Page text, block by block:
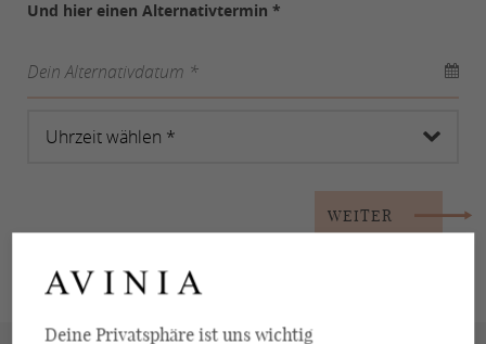
Und hier einen Alternativtermin *
Dein Alternativdatum *
WEITER
Deine Privatsphäre ist uns wichtig